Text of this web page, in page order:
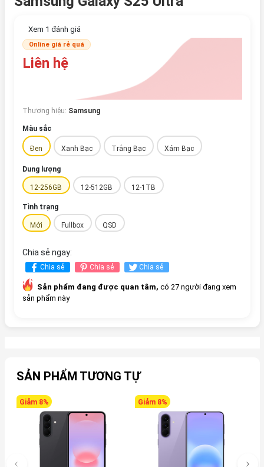
Xem 1 đánh giá
Online giá rẻ quá
Liên hệ
Thương hiệu: Samsung
Màu sắc
Đen Xanh Bạc Trắng Bạc Xám Bạc
Dung lượng
12-256GB 12-512GB 12-1TB
Tình trạng
Mới Fullbox QSD
Chia sẻ ngay:
Chia sẻ Chia sẻ Chia sẻ
Sản phẩm đang được quan tâm, có 27 người đang xem
sản phẩm này
SẢN PHẨM TƯƠNG TỰ
Giảm 8% Giảm 8%